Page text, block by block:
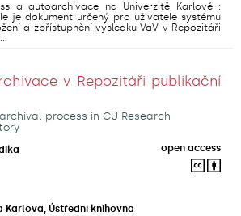
a autoarchivace na Univerzitě Karlově :
je dokument určený pro uživatele systému
a zpřístupnění výsledku VaV v Repozitáři
v Repozitáři publikační
process in CU Research
open access
Karlova, Ústřední knihovna